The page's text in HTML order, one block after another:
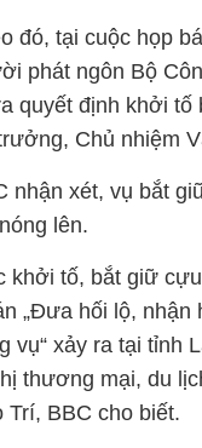
đó, tại cuộc họp
phát ngôn Bộ
quyết định khởi tố
Chủ nhiệm
nhận xét, vụ bắt
lên.
khởi tố, bắt giữ
„Đưa hối lộ, nhận
vụ“ xảy ra tại tỉnh
thương mại, du
Trí, BBC cho biết.